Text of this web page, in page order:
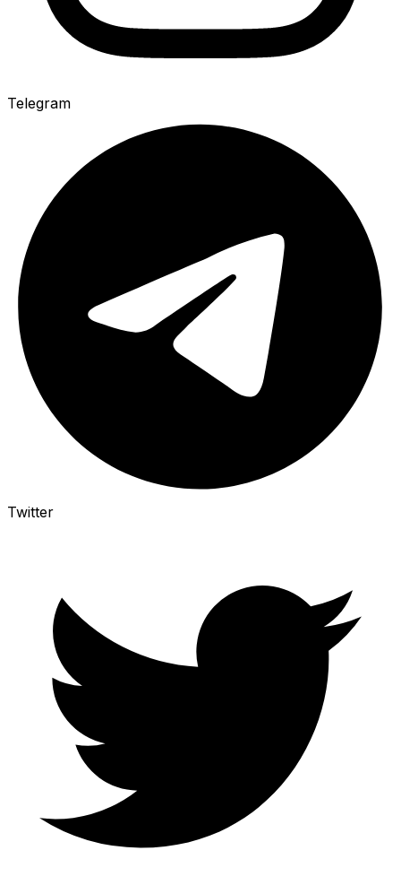
Telegram
Twitter